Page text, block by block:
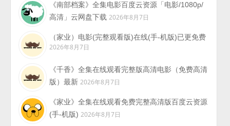
《南部档案》全集电影百度云资源「电影/1080p/
高清」云网盘下载 2026年8月7日
（家业）电影(完整观看版)在线(手-机版)已更免费
2026年8月7日
《千香》全集在线观看完整版高清电影（免费高清
版）最新 2026年8月7日
《家业》全集在线观看免费完整高清版百度云资源
(手-机版) 2026年8月7日